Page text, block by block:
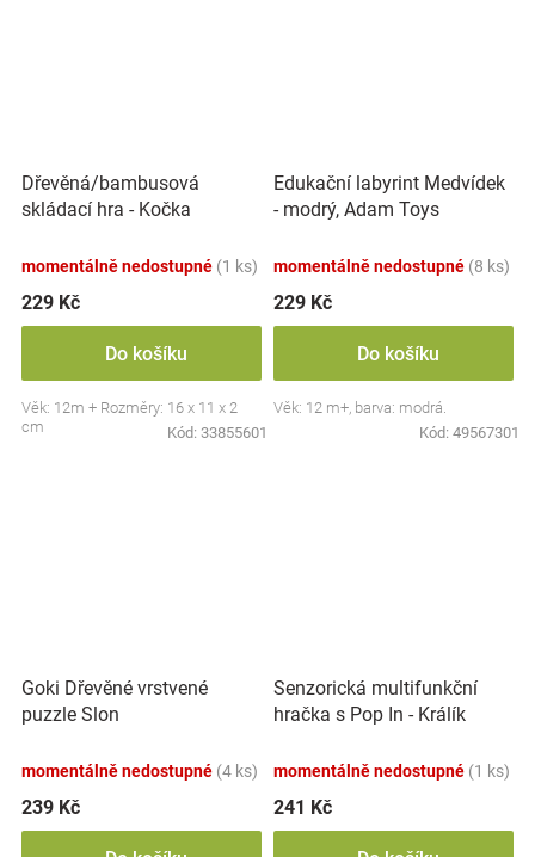
Dřevěná/bambusová
skládací hra - Kočka
momentálně nedostupné (1 ks)
229 Kč
Do košíku
Věk: 12m + Rozměry: 16 x 11 x 2
cm
Kód: 33855601
Edukační labyrint Medvídek
- modrý, Adam Toys
momentálně nedostupné (8 ks)
229 Kč
Do košíku
Věk: 12 m+, barva: modrá.
Kód: 49567301
Goki Dřevěné vrstvené
puzzle Slon
momentálně nedostupné (4 ks)
239 Kč
Senzorická multifunkční
hračka s Pop In - Králík
momentálně nedostupné (1 ks)
241 Kč